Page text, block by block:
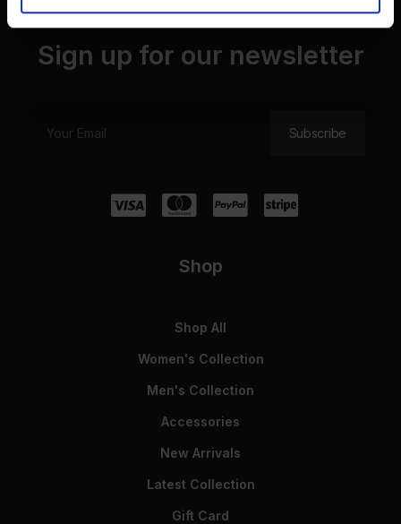
Sign up for our newsletter
Shop
Shop All
Women's Collection
Men's Collection
Accessories
New Arrivals
Latest Collection
Gift Card